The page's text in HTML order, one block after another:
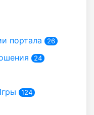
портала 26
24
124